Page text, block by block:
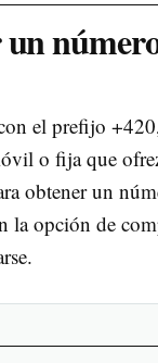
el prefijo
o fija que
obtener un
la opción de